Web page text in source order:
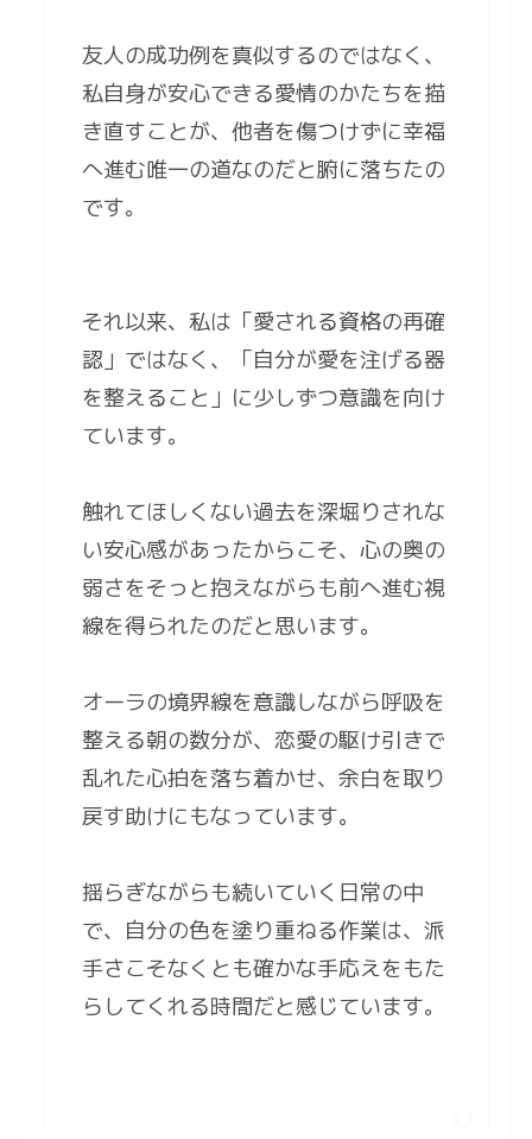
友人の成功例を真似するのではなく、
私自身が安心できる愛情のかたちを描
き直すことが、他者を傷つけずに幸福
へ進む唯一の道なのだと腑に落ちたの
です。
それ以来、私は「愛される資格の再確
認」ではなく、「自分が愛を注げる器
を整えること」に少しずつ意識を向け
ています。
触れてほしくない過去を深堀りされな
い安心感があったからこそ、心の奥の
弱さをそっと抱えながらも前へ進む視
線を得られたのだと思います。
オーラの境界線を意識しながら呼吸を
整える朝の数分が、恋愛の駆け引きで
乱れた心拍を落ち着かせ、余白を取り
戻す助けにもなっています。
揺らぎながらも続いていく日常の中
で、自分の色を塗り重ねる作業は、派
手さこそなくとも確かな手応えをもた
らしてくれる時間だと感じています。